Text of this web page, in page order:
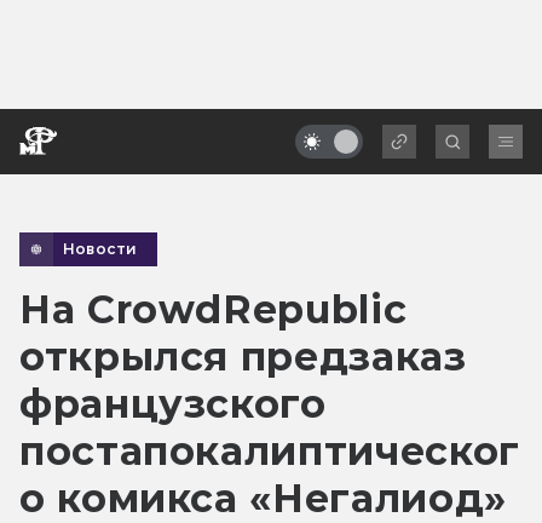
Новости
На CrowdRepublic
открылся предзаказ
французского
постапокалиптическог
о комикса «Негалиод»